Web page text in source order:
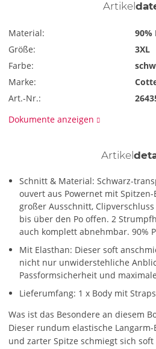
Artikel
Material:
90%
Größe:
3XL
Farbe:
Marke:
Art.-Nr.:
Dokumente anzeigen
Artikel
Schnitt & Material: Schwarz-
ouvert aus Powernet mit Spitzen-
großer Ausschnitt,
bis über den Po offen. 2
auch komplett abnehmbar. 90%
Mit Elasthan: Dieser soft
nicht nur unwiderstehliche
Passformsicherheit und
Lieferumfang: 1 x Body mit
Was ist das Besondere an diesem
Dieser rundum elastische
und zarter Spitze schmiegt sich